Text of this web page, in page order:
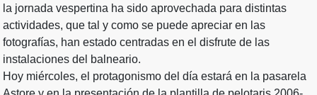
la jornada vespertina ha sido aprovechada para distintas
actividades, que tal y como se puede apreciar en las
fotografías, han estado centradas en el disfrute de las
instalaciones del balneario.
Hoy miércoles, el protagonismo del día estará en la pasarela